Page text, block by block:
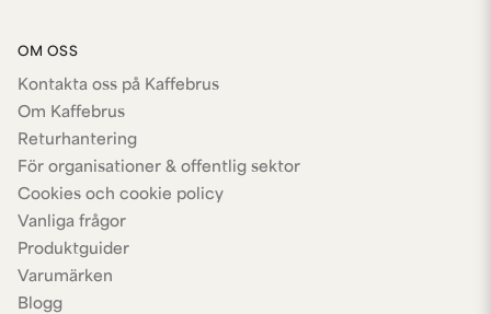
OM OSS
Kontakta oss på Kaffebrus
Om Kaffebrus
Returhantering
För organisationer & offentlig sektor
Cookies och cookie policy
Vanliga frågor
Produktguider
Varumärken
Blogg